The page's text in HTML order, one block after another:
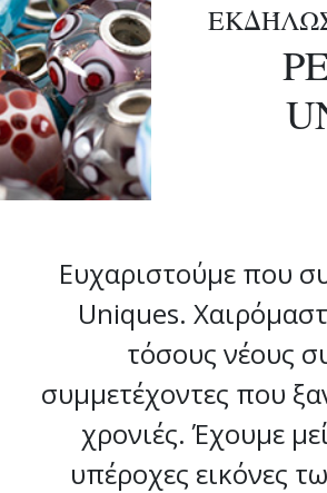
Ευχαριστούμε που
Uniques.
τόσους νέους
συμμετέχοντες που
χρονιές. Έχουμε
υπέροχες εικόνες